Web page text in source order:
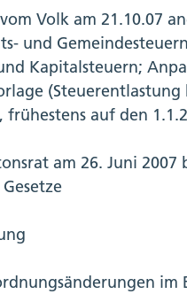
Volk am 21.10.07
und
Kapitalsteuern;
frühestens auf den
am 26. Juni 2007
im